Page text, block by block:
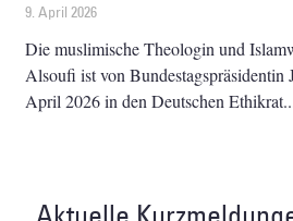
9. April 2026
Die muslimische Theologin und
Alsoufi ist von
April 2026 in den Deutschen Ethikrat